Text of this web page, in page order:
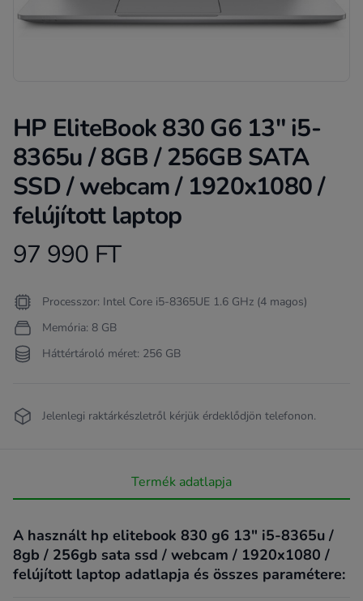
HP EliteBook 830 G6 13" i5-
8365u / 8GB / 256GB SATA
SSD / webcam / 1920x1080 /
felújított laptop
Product information
97 990 FT
Termékleírás
Processzor: Intel Core i5-8365UE 1.6 GHz (4 magos)
Memória: 8 GB
Háttértároló méret: 256 GB
Jelenlegi raktárkészletről kérjük érdeklődjön telefonon.
Termék adatlapja
A használt hp elitebook 830 g6 13" i5-8365u /
8gb / 256gb sata ssd / webcam / 1920x1080 /
felújított laptop adatlapja és összes paramétere: